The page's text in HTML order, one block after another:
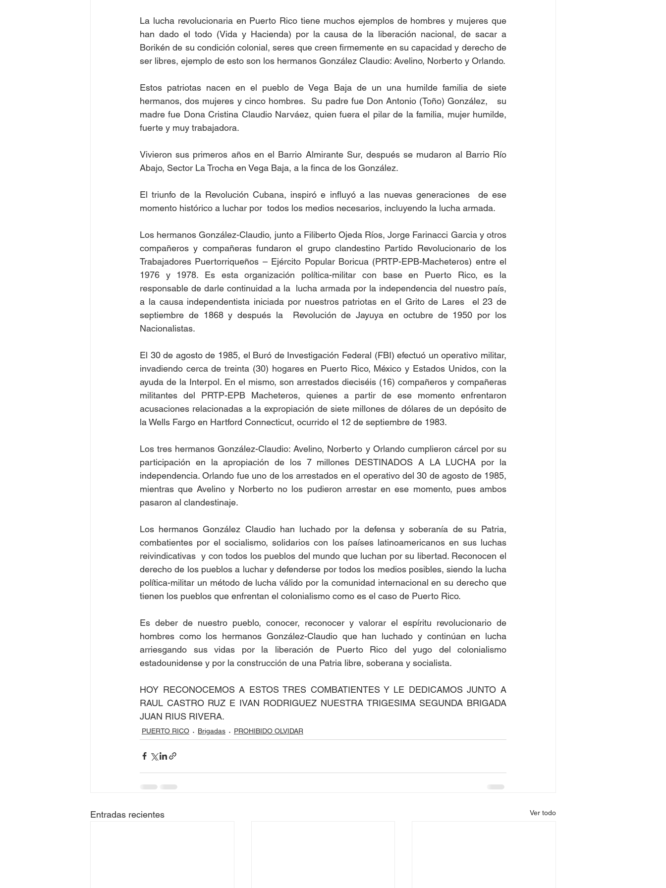
La lucha revolucionaria en Puerto Rico tiene muchos ejemplos de hombres y mujeres que
han dado el todo (Vida y Hacienda) por la causa de la liberación nacional, de sacar a
Borikén de su condición colonial, seres que creen firmemente en su capacidad y derecho de
ser libres, ejemplo de esto son los hermanos González Claudio: Avelino, Norberto y Orlando.
Estos patriotas nacen en el pueblo de Vega Baja de un una humilde familia de siete
hermanos, dos mujeres y cinco hombres.  Su padre fue Don Antonio (Toño) González,   su
madre fue Dona Cristina Claudio Narváez, quien fuera el pilar de la familia, mujer humilde,
fuerte y muy trabajadora.
Vivieron sus primeros años en el Barrio Almirante Sur, después se mudaron al Barrio Río
Abajo, Sector La Trocha en Vega Baja, a la finca de los González.
El triunfo de la Revolución Cubana, inspiró e influyó a las nuevas generaciones  de ese
momento histórico a luchar por  todos los medios necesarios, incluyendo la lucha armada.
Los hermanos González-Claudio, junto a Filiberto Ojeda Ríos, Jorge Farinacci Garcia y otros
compañeros y compañeras fundaron el grupo clandestino Partido Revolucionario de los
Trabajadores Puertorriqueños – Ejército Popular Boricua (PRTP-EPB-Macheteros) entre el
1976 y 1978. Es esta organización política-militar con base en Puerto Rico, es la
responsable de darle continuidad a la  lucha armada por la independencia del nuestro país,
a la causa independentista iniciada por nuestros patriotas en el Grito de Lares  el 23 de
septiembre de 1868 y después la  Revolución de Jayuya en octubre de 1950 por los
Nacionalistas.
El 30 de agosto de 1985, el Buró de Investigación Federal (FBI) efectuó un operativo militar,
invadiendo cerca de treinta (30) hogares en Puerto Rico, México y Estados Unidos, con la
ayuda de la Interpol. En el mismo, son arrestados dieciséis (16) compañeros y compañeras
militantes del PRTP-EPB Macheteros, quienes a partir de ese momento enfrentaron
acusaciones relacionadas a la expropiación de siete millones de dólares de un depósito de
la Wells Fargo en Hartford Connecticut, ocurrido el 12 de septiembre de 1983.
Los tres hermanos González-Claudio: Avelino, Norberto y Orlando cumplieron cárcel por su
participación en la apropiación de los 7 millones DESTINADOS A LA LUCHA por la
independencia. Orlando fue uno de los arrestados en el operativo del 30 de agosto de 1985,
mientras que Avelino y Norberto no los pudieron arrestar en ese momento, pues ambos
pasaron al clandestinaje.
Los hermanos González Claudio han luchado por la defensa y soberanía de su Patria,
combatientes por el socialismo, solidarios con los países latinoamericanos en sus luchas
reivindicativas  y con todos los pueblos del mundo que luchan por su libertad. Reconocen el
derecho de los pueblos a luchar y defenderse por todos los medios posibles, siendo la lucha
política-militar un método de lucha válido por la comunidad internacional en su derecho que
tienen los pueblos que enfrentan el colonialismo como es el caso de Puerto Rico.
Es deber de nuestro pueblo, conocer, reconocer y valorar el espíritu revolucionario de
hombres como los hermanos González-Claudio que han luchado y continúan en lucha
arriesgando sus vidas por la liberación de Puerto Rico del yugo del colonialismo
estadounidense y por la construcción de una Patria libre, soberana y socialista.
HOY RECONOCEMOS A ESTOS TRES COMBATIENTES Y LE DEDICAMOS JUNTO A
RAUL CASTRO RUZ E IVAN RODRIGUEZ NUESTRA TRIGESIMA SEGUNDA BRIGADA
JUAN RIUS RIVERA.
PUERTO RICO Brigadas PROHIBIDO OLVIDAR
Entradas recientes Ver todo